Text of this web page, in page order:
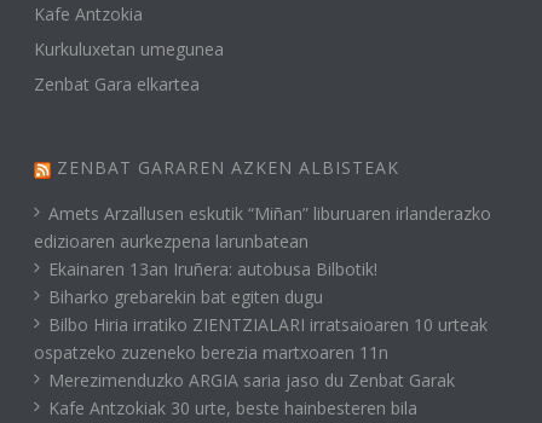
Kafe Antzokia
Kurkuluxetan umegunea
Zenbat Gara elkartea
ZENBAT GARAREN AZKEN ALBISTEAK
Amets Arzallusen eskutik “Miñan” liburuaren irlanderazko
edizioaren aurkezpena larunbatean
Ekainaren 13an Iruñera: autobusa Bilbotik!
Biharko grebarekin bat egiten dugu
Bilbo Hiria irratiko ZIENTZIALARI irratsaioaren 10 urteak
ospatzeko zuzeneko berezia martxoaren 11n
Merezimenduzko ARGIA saria jaso du Zenbat Garak
Kafe Antzokiak 30 urte, beste hainbesteren bila